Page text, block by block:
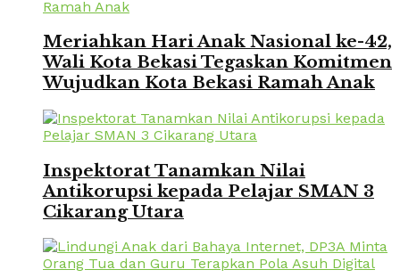
Meriahkan Hari Anak Nasional ke-42,
Wali Kota Bekasi Tegaskan Komitmen
Wujudkan Kota Bekasi Ramah Anak
Inspektorat Tanamkan Nilai
Antikorupsi kepada Pelajar SMAN 3
Cikarang Utara